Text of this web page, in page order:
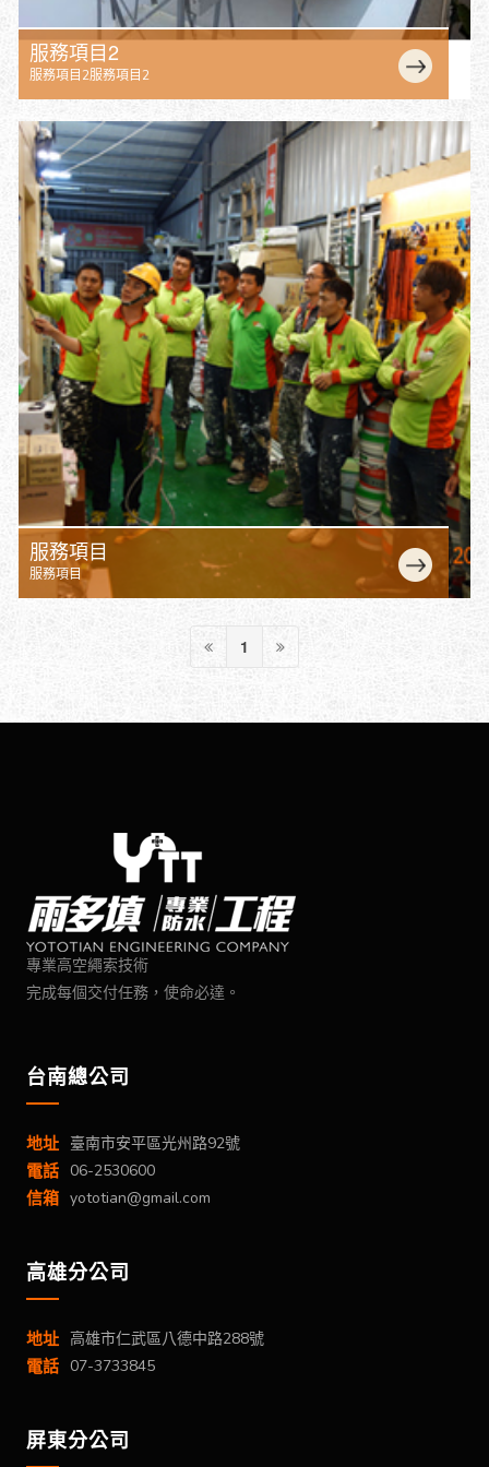
服務項目2
服務項目2服務項目2
服務項目
服務項目
1
專業高空繩索技術
完成每個交付任務，使命必達。
台南總公司
地址 臺南市安平區光州路92號
電話 06-2530600
信箱 yototian@gmail.com
高雄分公司
地址 高雄市仁武區八德中路288號
電話 07-3733845
屏東分公司